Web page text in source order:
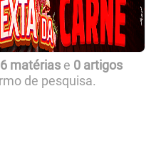
matérias e 0 artigos
de pesquisa.